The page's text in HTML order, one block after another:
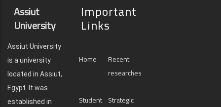
Assiut
University
Assiut University
is a university
located in Assiut,
Egypt. It was
established in
Important
Links
Home
Recent
researches
Student Strategic